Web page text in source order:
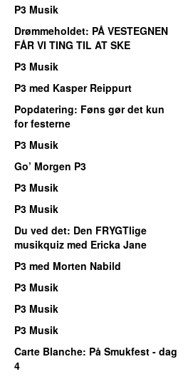
P3 Musik
Drømmeholdet: PÅ VESTEGNEN
FÅR VI TING TIL AT SKE
P3 Musik
P3 med Kasper Reippurt
Popdatering: Føns gør det kun
for festerne
P3 Musik
Go’ Morgen P3
P3 Musik
P3 Musik
Du ved det: Den FRYGTlige
musikquiz med Ericka Jane
P3 med Morten Nabild
P3 Musik
P3 Musik
P3 Musik
Carte Blanche: På Smukfest - dag
4